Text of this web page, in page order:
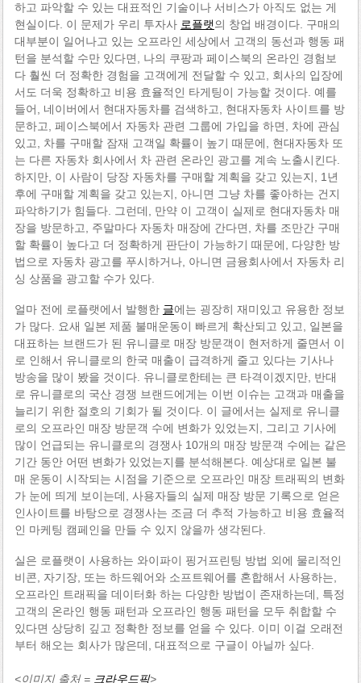
하고 파악할 수 있는 대표적인 기술이나 서비스가 아직도 없는 게
현실이다. 이 문제가 우리 투자사 로플랫의 창업 배경이다. 구매의
대부분이 일어나고 있는 오프라인 세상에서 고객의 동선과 행동 패
턴을 분석할 수만 있다면, 나의 쿠팡과 페이스북의 온라인 경험보
다 훨씬 더 정확한 경험을 고객에게 전달할 수 있고, 회사의 입장에
서도 더욱 정확하고 비용 효율적인 타게팅이 가능할 것이다. 예를
들어, 네이버에서 현대자동차를 검색하고, 현대자동차 사이트를 방
문하고, 페이스북에서 자동차 관련 그룹에 가입을 하면, 차에 관심
있고, 차를 구매할 잠재 고객일 확률이 높기 때문에, 현대자동차 또
는 다른 자동차 회사에서 차 관련 온라인 광고를 계속 노출시킨다.
하지만, 이 사람이 당장 자동차를 구매할 계획을 갖고 있는지, 1년
후에 구매할 계획을 갖고 있는지, 아니면 그냥 차를 좋아하는 건지
파악하기가 힘들다. 그런데, 만약 이 고객이 실제로 현대자동차 매
장을 방문하고, 주말마다 자동차 매장에 간다면, 차를 조만간 구매
할 확률이 높다고 더 정확하게 판단이 가능하기 때문에, 다양한 방
법으로 자동차 광고를 푸시하거나, 아니면 금융회사에서 자동차 리
싱 상품을 광고할 수가 있다.
얼마 전에 로플랫에서 발행한 글에는 굉장히 재미있고 유용한 정보
가 많다. 요새 일본 제품 불매운동이 빠르게 확산되고 있고, 일본을
대표하는 브랜드가 된 유니클로 매장 방문객이 현저하게 줄면서 이
로 인해서 유니클로의 한국 매출이 급격하게 줄고 있다는 기사나
방송을 많이 봤을 것이다. 유니클로한테는 큰 타격이겠지만, 반대
로 유니클로의 국산 경쟁 브랜드에게는 이번 이슈는 고객과 매출을
늘리기 위한 절호의 기회가 될 것이다. 이 글에서는 실제로 유니클
로의 오프라인 매장 방문객 수에 변화가 있었는지, 그리고 기사에
많이 언급되는 유니클로의 경쟁사 10개의 매장 방문객 수에는 같은
기간 동안 어떤 변화가 있었는지를 분석해본다. 예상대로 일본 불
매 운동이 시작되는 시점을 기준으로 오프라인 매장 트래픽의 변화
가 눈에 띄게 보이는데, 사용자들의 실제 매장 방문 기록으로 얻은
인사이트를 바탕으로 경쟁사는 조금 더 추적 가능하고 비용 효율적
인 마케팅 캠페인을 만들 수 있지 않을까 생각된다.
실은 로플랫이 사용하는 와이파이 핑거프린팅 방법 외에 물리적인
비콘, 자기장, 또는 하드웨어와 소프트웨어를 혼합해서 사용하는,
오프라인 트래픽을 데이터화 하는 다양한 방법이 존재하는데, 특정
고객의 온라인 행동 패턴과 오프라인 행동 패턴을 모두 취합할 수
있다면 상당히 깊고 정확한 정보를 얻을 수 있다. 이미 이걸 오래전
부터 해오는 회사가 많은데, 대표적으로 구글이 아닐까 싶다.
<이미지 출처 = 크라우드픽>